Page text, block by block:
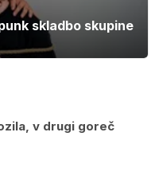
skladbo skupine
v drugi goreč